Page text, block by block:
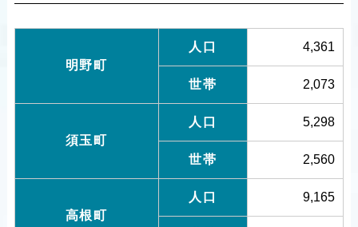
明野町
人口 4,361
世帯 2,073
須玉町
人口 5,298
世帯 2,560
高根町
人口 9,165